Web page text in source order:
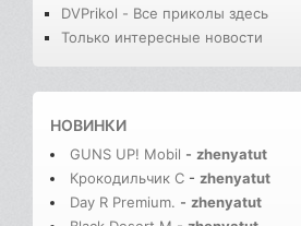
DVPrikol - Все приколы здесь
Только интересные новости
НОВИНКИ
GUNS UP! Mobil - zhenyatut
Крокодильчик С - zhenyatut
Day R Premium. - zhenyatut